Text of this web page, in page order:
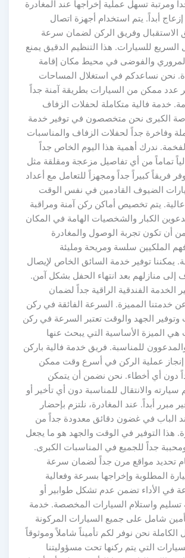
ومرتبة تسهل عملية إخراجها عند المغادرة
أبداً. يتم استخدام أجهزة اتصال
الاستقبال وفريق الركن لضمان سرعة
السريع للسيارات. هذا التنظيم الدقيق يمنع
والفوضى في محيط مكان إقامة
نحن نساعدكم في استغلال المساحات
عدد ممكن من السيارات بطريقة آمنة جداً
خدمة فالية متكاملة لحفلات الزفاف
الكبرى نحن متخصصون في توفير خدمة
وفاخرة جداً لحفلات الزفاف والمناسبات
ندرك أهمية هذا اليوم الخاص جداً
تماماً من أي تفاصيل مزعجة ومقلقة مثل
فريقاً كبيراً جداً ومجهزاً للتعامل مع أعداد
الضيوف القادمين في نفس الوقت
يتم تخصيص أماكن ركن آمنة ومراقبة
الكبار والشخصيات الهامة في المكان
أن تكون تجربة الوصول والمغادرة
الملكيين سلسة ومريحة ومليئة
يمكننا توفير خدمة السائق الخاص لإيصال
منازلهم بعد انتهاء الحفل بشكل آمن.
الخدمة الفندقية الراقية جداً لضمان
خدمتنا المميزة. السرعة الفائقة في ركن
وتوفير الجهد والوقت تعتبر السرعة في ركن
هي الميزة الأساسية التي يبحث عنها
للمناسبة. فريق خدمة فالية باركن
عملية الركن في أسرع وقت ممكن
دون أي أخطاء. نحن نضمن أن يتمكن
والانتقال للمناسبة دون أي تأخير أو
مبرر أبداً. عند المغادرة، نلتزم بإحضار
الباب في غضون دقائق معدودة جداً من
هذا التوفير في الوقت والجهد هو ما يجعل
جداً للجميع في المناسبات الكبرى.
تحديد مواقع مرن جداً لضمان سرعة
المطلوبة وإخراجها بسرعة وفعالية
في الأداء تضمن عدم تشكل طوابير أو
تسليم واستلام السيارات المخصصة. خدمة
شامل على جميع السيارات المركونة
نحن نوفر لكم تأميناً شاملاً وموثوقاً
التي يتم ركنها تحت مسؤوليتنا